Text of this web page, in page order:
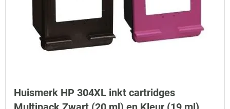
Huismerk HP 304XL inkt cartridges